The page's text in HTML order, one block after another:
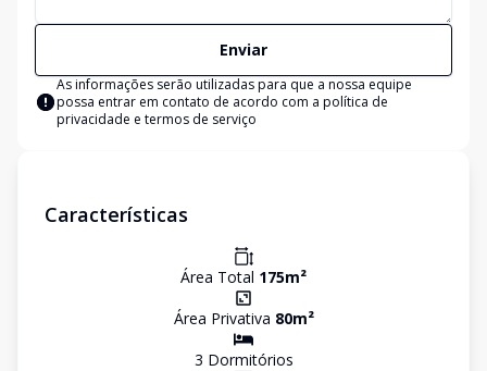
Enviar
As informações serão utilizadas para que a nossa equipe
possa entrar em contato de acordo com a política de
privacidade e termos de serviço
Características
Área Total 175m²
Área Privativa 80m²
3 Dormitórios